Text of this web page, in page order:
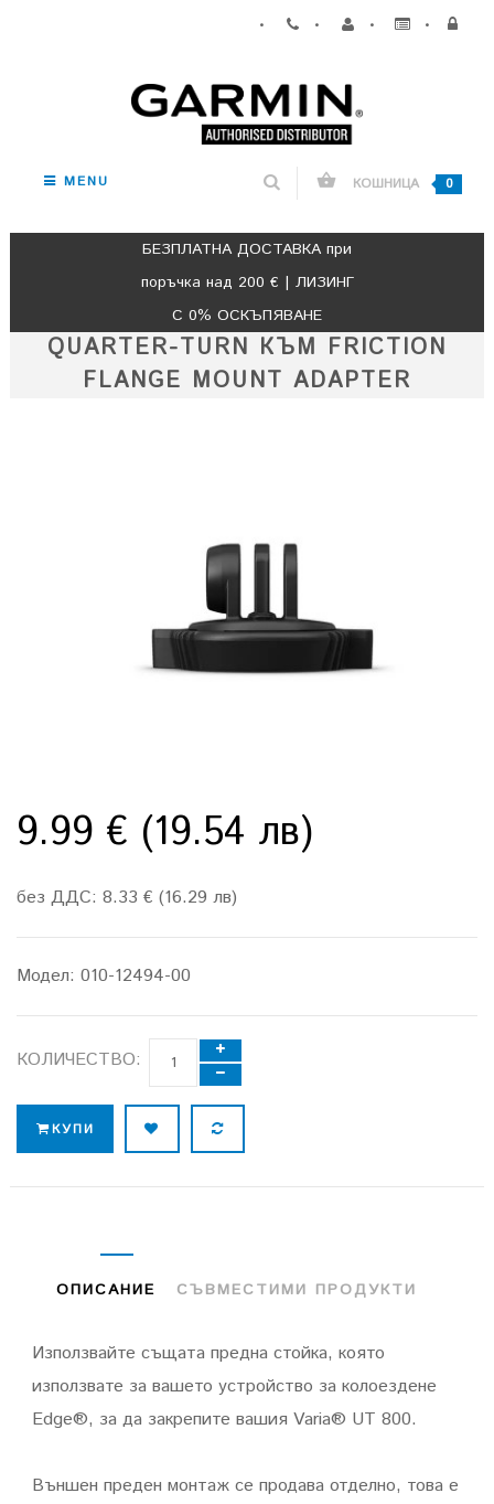
• • • •
MENU КОШНИЦА 0
БЕЗПЛАТНА ДОСТАВКА при
поръчка над 200 € | ЛИЗИНГ
С 0% ОСКЪПЯВАНЕ
QUARTER-TURN КЪМ FRICTION
FLANGE MOUNT ADAPTER
9.99 € (19.54 лв)
без ДДС: 8.33 € (16.29 лв)
Модел: 010-12494-00
КОЛИЧЕСТВО:
КУПИ
ОПИСАНИЕ СЪВМЕСТИМИ ПРОДУКТИ
Използвайте същата предна стойка, която
използвате за вашето устройство за колоездене
Edge®, за да закрепите вашия Varia® UT 800.
Външен преден монтаж се продава отделно, това е